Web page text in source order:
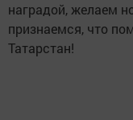
наградой, желаем
признаемся, что
Татарстан!